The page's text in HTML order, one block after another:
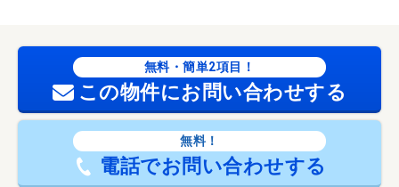
無料・簡単2項目！
この物件にお問い合わせする
無料！
電話でお問い合わせする